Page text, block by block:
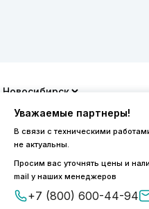
Уважаемые партнеры!
В связи с техническими
не актуальны.
Просим вас уточнять цены и
mail у наших менеджеров
+7 (800) 600-44-94
8 (800) 600-44-94
order@sibvols.ru
О компании